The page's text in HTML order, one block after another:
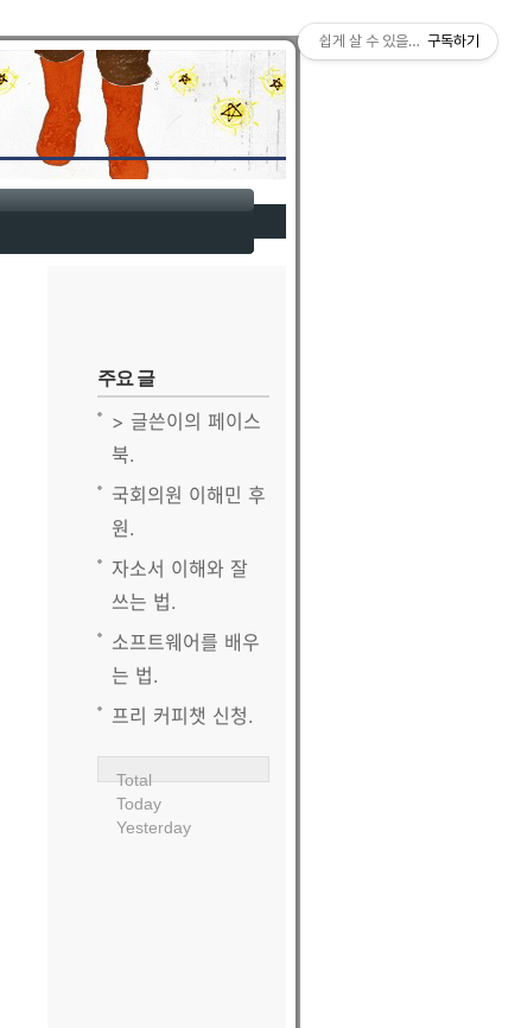
주요 글
> 글쓴이의 페이스
북.
국회의원 이해민 후
원.
자소서 이해와 잘
쓰는 법.
소프트웨어를 배우
는 법.
프리 커피챗 신청.
Total
Today
Yesterday
쉽게 살 수 있을까 ?구독하기